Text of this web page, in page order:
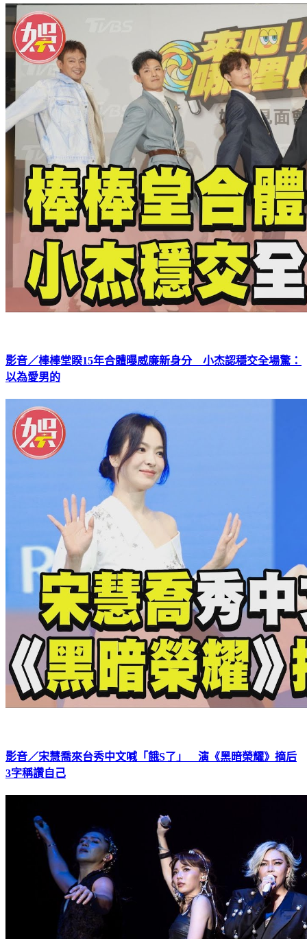
影音／棒棒堂睽15年合體曝威廉新身分 小杰認穩交全場驚：
以為愛男的
影音／宋慧喬來台秀中文喊「餓S了」 演《黑暗榮耀》摘后
3字稱讚自己